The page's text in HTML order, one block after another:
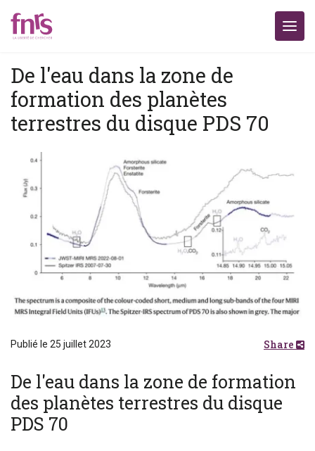
De l'eau dans la zone de
formation des planètes
terrestres du disque PDS 70
Publié le 25 juillet 2023 Share
De l'eau dans la zone de formation
des planètes terrestres du disque
PDS 70